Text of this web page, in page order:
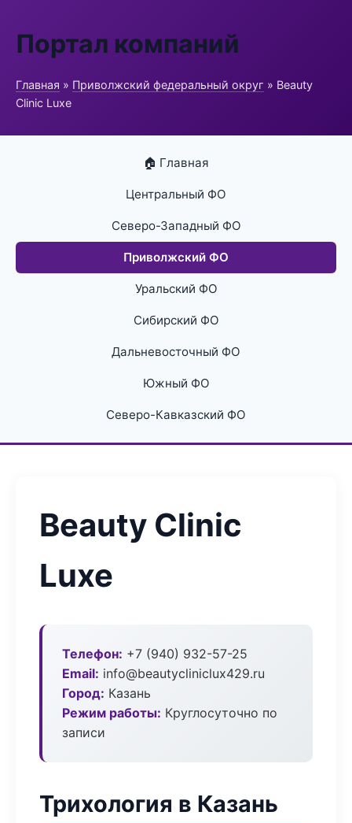
Портал компаний
Главная » Приволжский федеральный округ » Beauty
Clinic Luxe
🏠 Главная
Центральный ФО
Северо-Западный ФО
Приволжский ФО
Уральский ФО
Сибирский ФО
Дальневосточный ФО
Южный ФО
Северо-Кавказский ФО
Beauty Clinic
Luxe
Телефон: +7 (940) 932-57-25
Email: info@beautycliniclux429.ru
Город: Казань
Режим работы: Круглосуточно по
записи
Трихология в Казань